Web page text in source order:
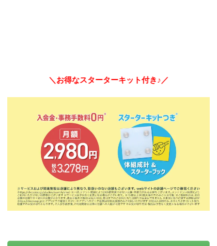
＼お得なスターターキット付き♪／